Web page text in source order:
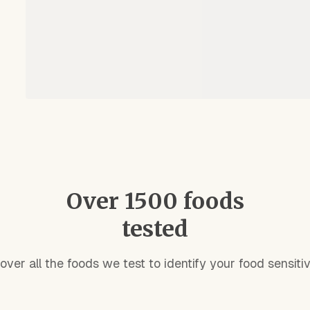
Over 1500 foods
tested
all the foods we test to identify your food